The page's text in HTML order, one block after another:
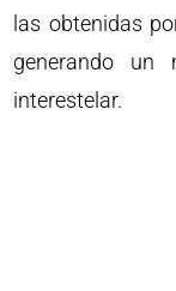
las obtenidas
generando un
interestelar.